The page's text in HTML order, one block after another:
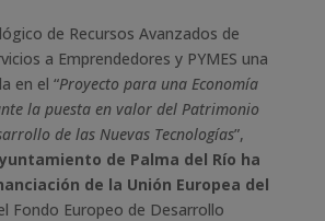
de Recursos Avanzados de
a Emprendedores y PYMES una
en el “Proyecto para una Economía
la puesta en valor del Patrimonio
de las Nuevas Tecnologías”,
de Palma del Río ha
de la Unión Europea del
Fondo Europeo de Desarrollo